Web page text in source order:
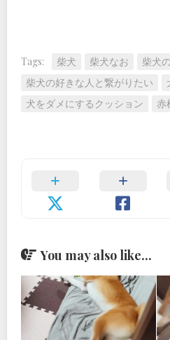
Tags: 柴犬 柴犬なお
柴犬
柴犬の好きな人と繋がりたい
犬をダメにするクッション
赤
You may also like...